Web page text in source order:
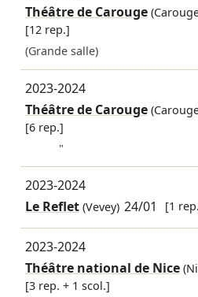
Théâtre de Carouge
[12 rep.]
(Grande salle)
2023-2024
Théâtre de Carouge
[6 rep.]
"
2023-2024
Le Reflet(Vevey) 24/01 [1
2023-2024
Théâtre national de Nice
[3 rep. + 1 scol.]